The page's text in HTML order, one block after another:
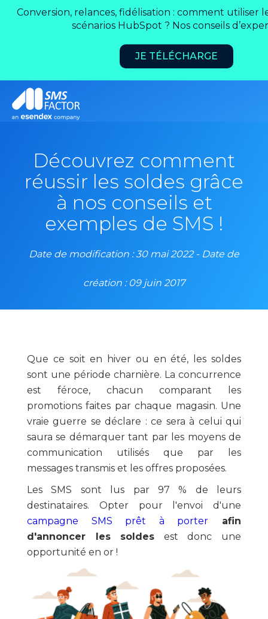
Conversion, relances, fidélisation : comment utiliser
scénarios HubSpot ? Nos conseils
JE TÉLÉCHARGE
Découvrez comment
réussir les soldes grâce
à nos conseils et
exemples de SMS !
Date de modification : 30 mai 2022 - Date de
création : 09 juin 2017
Que ce soit en hiver ou en été, les soldes
sont une période charnière. La concurrence
est féroce, chacun comparant les
promotions faites par chaque magasin. Une
vraie guerre se déclare : ce sera à celui qui
saura se démarquer tant par les moyens de
communication utilisés que par les
messages transmis et les offres proposées.
Les SMS sont lus par 97 % de leurs
destinataires. Opter pour l'envoi d'une
campagne SMS prêt à porter afin
d'annoncer les soldes est donc une
opportunité en or !